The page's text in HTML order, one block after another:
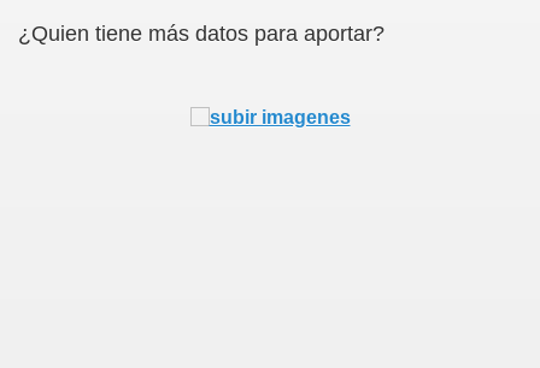
¿Quien tiene más datos para aportar?